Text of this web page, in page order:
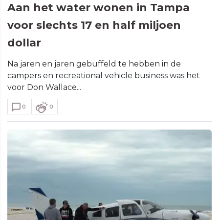
Aan het water wonen in Tampa
voor slechts 17 en half miljoen
dollar
Na jaren en jaren gebuffeld te hebben in de
campers en recreational vehicle business was het
voor Don Wallace...
0 0